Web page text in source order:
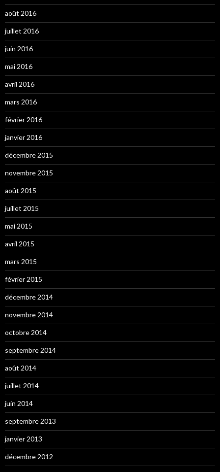
août 2016
juillet 2016
juin 2016
mai 2016
avril 2016
mars 2016
février 2016
janvier 2016
décembre 2015
novembre 2015
août 2015
juillet 2015
mai 2015
avril 2015
mars 2015
février 2015
décembre 2014
novembre 2014
octobre 2014
septembre 2014
août 2014
juillet 2014
juin 2014
septembre 2013
janvier 2013
décembre 2012